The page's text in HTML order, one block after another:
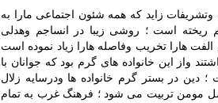
زاید که همه شئون اجتماعی مارا به
ریخته است ؛ روشی زیبا در انساجم وهدلی
هارا تخریب وفاصله هارا زیاد نموده است
واز این خانواده های گرم بود که جوانان با
در بستر گرم خانواده ها ودرسایه زلال
مومن تربیت می شود ؛ فرهنگ غرب به تمام